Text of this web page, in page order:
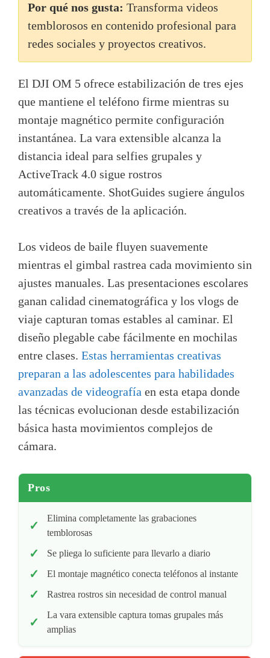
Por qué nos gusta: Transforma videos
temblorosos en contenido profesional para
redes sociales y proyectos creativos.
El DJI OM 5 ofrece estabilización de tres ejes
que mantiene el teléfono firme mientras su
montaje magnético permite configuración
instantánea. La vara extensible alcanza la
distancia ideal para selfies grupales y
ActiveTrack 4.0 sigue rostros
automáticamente. ShotGuides sugiere ángulos
creativos a través de la aplicación.
Los videos de baile fluyen suavemente
mientras el gimbal rastrea cada movimiento sin
ajustes manuales. Las presentaciones escolares
ganan calidad cinematográfica y los vlogs de
viaje capturan tomas estables al caminar. El
diseño plegable cabe fácilmente en mochilas
entre clases. Estas herramientas creativas
preparan a las adolescentes para habilidades
avanzadas de videografía en esta etapa donde
las técnicas evolucionan desde estabilización
básica hasta movimientos complejos de
cámara.
Pros
Elimina completamente las grabaciones
temblorosas
Se pliega lo suficiente para llevarlo a diario
El montaje magnético conecta teléfonos al instante
Rastrea rostros sin necesidad de control manual
La vara extensible captura tomas grupales más
amplias